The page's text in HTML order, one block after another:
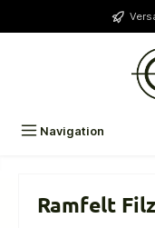
Navigation
Ramfelt